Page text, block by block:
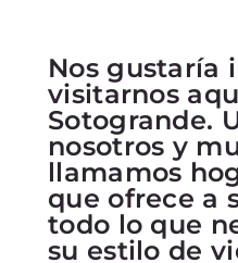
Nos gustaría
visitarnos
Sotogrande.
nosotros y
llamamos
que ofrece a
todo lo que
su estilo de